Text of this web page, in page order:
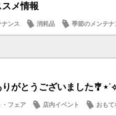
メ情報
ナンス 消耗品 季節のメンテナ
がとうございました
・フェア 店内イベント おもて